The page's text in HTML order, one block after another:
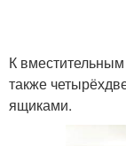
К
также
ящиками.